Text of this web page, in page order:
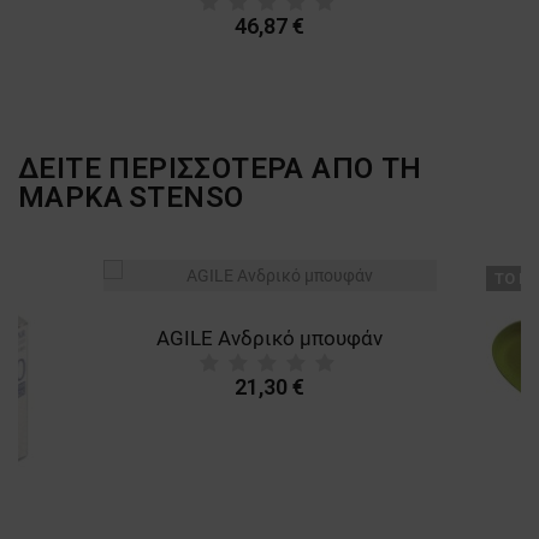
46,87 €
ΔΕΙΤΕ ΠΕΡΙΣΣΟΤΕΡΑ ΑΠΟ ΤΗ
ΜΑΡΚΑ STENSO
AGILE Ανδρικό μπουφάν
21,30 €